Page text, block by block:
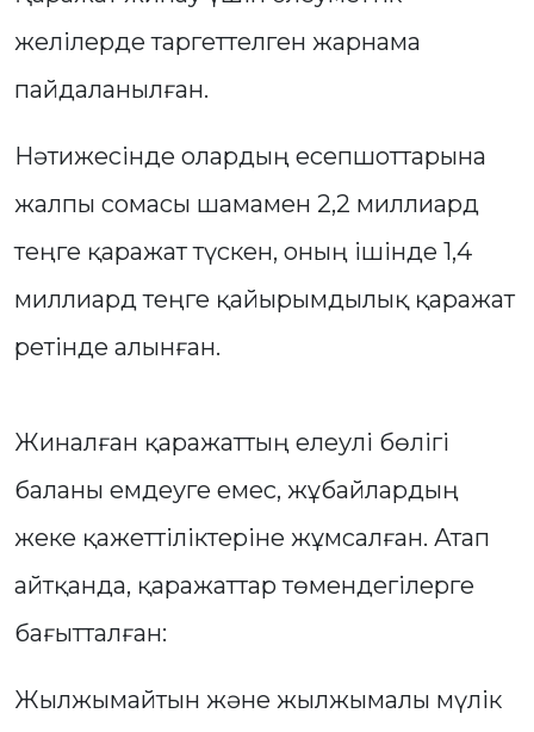
желілерде таргеттелген жарнама
пайдаланылған.
Нәтижесінде олардың есепшоттарына
жалпы сомасы шамамен 2,2 миллиард
теңге қаражат түскен, оның ішінде 1,4
миллиард теңге қайырымдылық қаражат
ретінде алынған.
Жиналған қаражаттың елеулі бөлігі
баланы емдеуге емес, жұбайлардың
жеке қажеттіліктеріне жұмсалған. Атап
айтқанда, қаражаттар төмендегілерге
бағытталған:
Жылжымайтын және жылжымалы мүлік